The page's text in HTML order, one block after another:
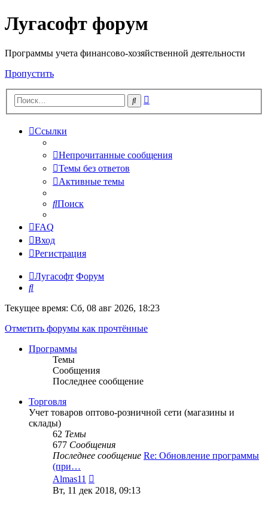
Лугасофт форум
Программы учета финансово-хозяйственной деятельности
Пропустить
Поиск
Ссылки
Непрочитанные сообщения
Темы без ответов
Активные темы
Поиск
FAQ
Вход
Регистрация
Лугасофт Форум
Поиск
Текущее время: Сб, 08 авг 2026, 18:23
Отметить форумы как прочтённые
Программы
Темы
Сообщения
Последнее сообщение
Торговля
Учет товаров оптово-розничной сети (магазины и
склады)
62 Темы
677 Сообщения
Последнее сообщение Re: Обновление программы
(при…
Almas11
к
Вт, 11 дек 2018, 09:13